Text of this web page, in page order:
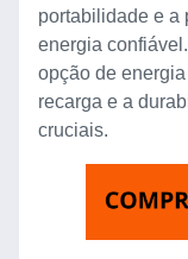
portabilidade e a
energia
opção de
recarga e a
cruciais.